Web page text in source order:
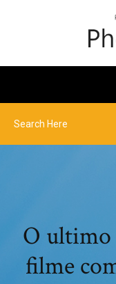
O ultimo
filme